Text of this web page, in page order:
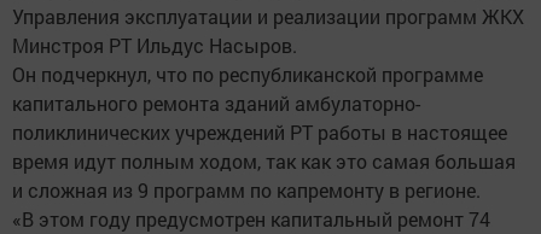
Управления эксплуатации и реализации программ ЖКХ
Минстроя РТ Ильдус Насыров.
Он подчеркнул, что по республиканской программе
капитального ремонта зданий амбулаторно-
поликлинических учреждений РТ работы в настоящее
время идут полным ходом, так как это самая большая
и сложная из 9 программ по капремонту в регионе.
«В этом году предусмотрен капитальный ремонт 74